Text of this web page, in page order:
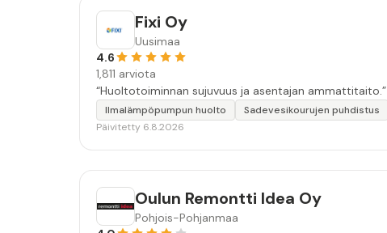
Fixi Oy
Uusimaa
4.6
1,811 arviota
“Huoltotoiminnan sujuvuus ja asentajan ammattitaito.”
Ilmalämpöpumpun huolto Sadevesikourujen puhdistus
Päivitetty 6.8.2026
Oulun Remontti Idea Oy
Pohjois-Pohjanmaa